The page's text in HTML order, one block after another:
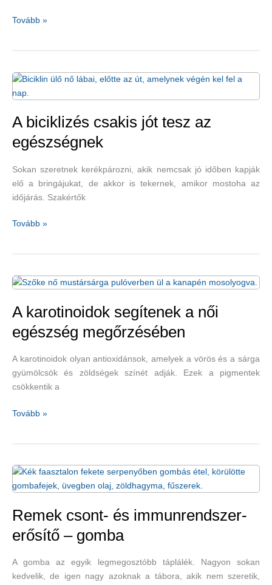
Az
a
depresszió
Tovább »
A biciklizés csakis jót tesz az
egészségnek
Sokan szeretnek kerékpározni, akik nemcsak jó időben kapják
elő a bringájukat, de akkor is tekernek, amikor mostoha az
időjárás. Szakértők
A
tesz
egészségnek
Tovább »
A karotinoidok segítenek a női
egészség megőrzésében
A karotinoidok olyan antioxidánsok, amelyek a vörös és a sárga
gyümölcsök és zöldségek színét adják. Ezek a pigmentek
csökkentik a
A
női
egészség
Tovább »
Remek csont- és immunrendszer-
erősítő – gomba
A gomba az egyik legmegosztóbb táplálék. Nagyon sokan
kedvelik, de igen nagy azoknak a tábora, akik nem szeretik,